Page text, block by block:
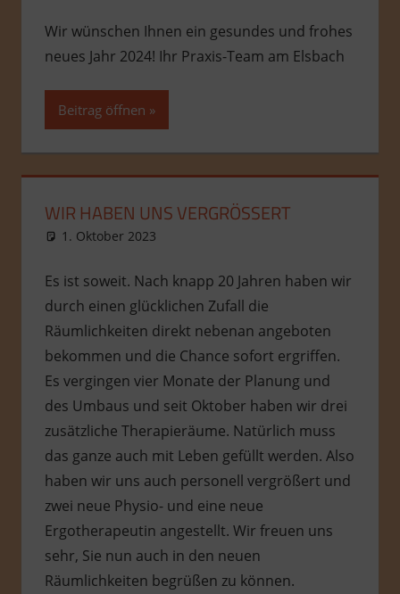
Wir wünschen Ihnen ein gesundes und frohes
neues Jahr 2024! Ihr Praxis-Team am Elsbach
Beitrag öffnen
WIR HABEN UNS VERGRÖSSERT
1. Oktober 2023
Es ist soweit. Nach knapp 20 Jahren haben wir
durch einen glücklichen Zufall die
Räumlichkeiten direkt nebenan angeboten
bekommen und die Chance sofort ergriffen.
Es vergingen vier Monate der Planung und
des Umbaus und seit Oktober haben wir drei
zusätzliche Therapieräume. Natürlich muss
das ganze auch mit Leben gefüllt werden. Also
haben wir uns auch personell vergrößert und
zwei neue Physio- und eine neue
Ergotherapeutin angestellt. Wir freuen uns
sehr, Sie nun auch in den neuen
Räumlichkeiten begrüßen zu können.